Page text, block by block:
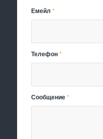
Емейл*
Телефон*
Сообщение*